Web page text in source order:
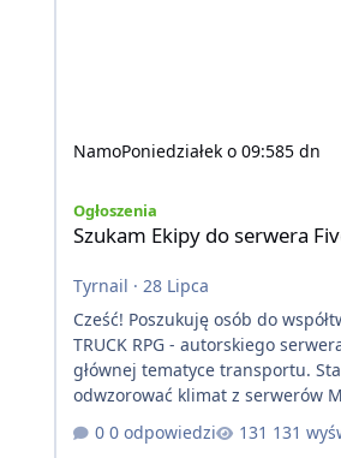
NamoPoniedziałek o 09:585 dn
Ogłoszenia
Szukam Ekipy do serwera
Tyrnail · 28 Lipca
Cześć! Poszukuję osób do współtworzenia
TRUCK RPG - autorskiego
głównej tematyce transportu.
odwzorować klimat z serwerów
platformie FIveM. Oczywiście nie
kontentu dla graczy którzy chcą
0 odpowiedzi 131